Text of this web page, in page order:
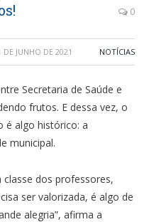
0
DE JUNHO DE 2021 NOTÍCIAS
Secretaria de Saúde e
frutos. E dessa vez, o
é algo histórico: a
municipal.
classe dos professores,
ser valorizada, é algo de
alegria”, afirma a